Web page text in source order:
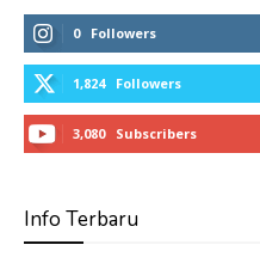
0 Followers
1,824 Followers
3,080 Subscribers
Info Terbaru